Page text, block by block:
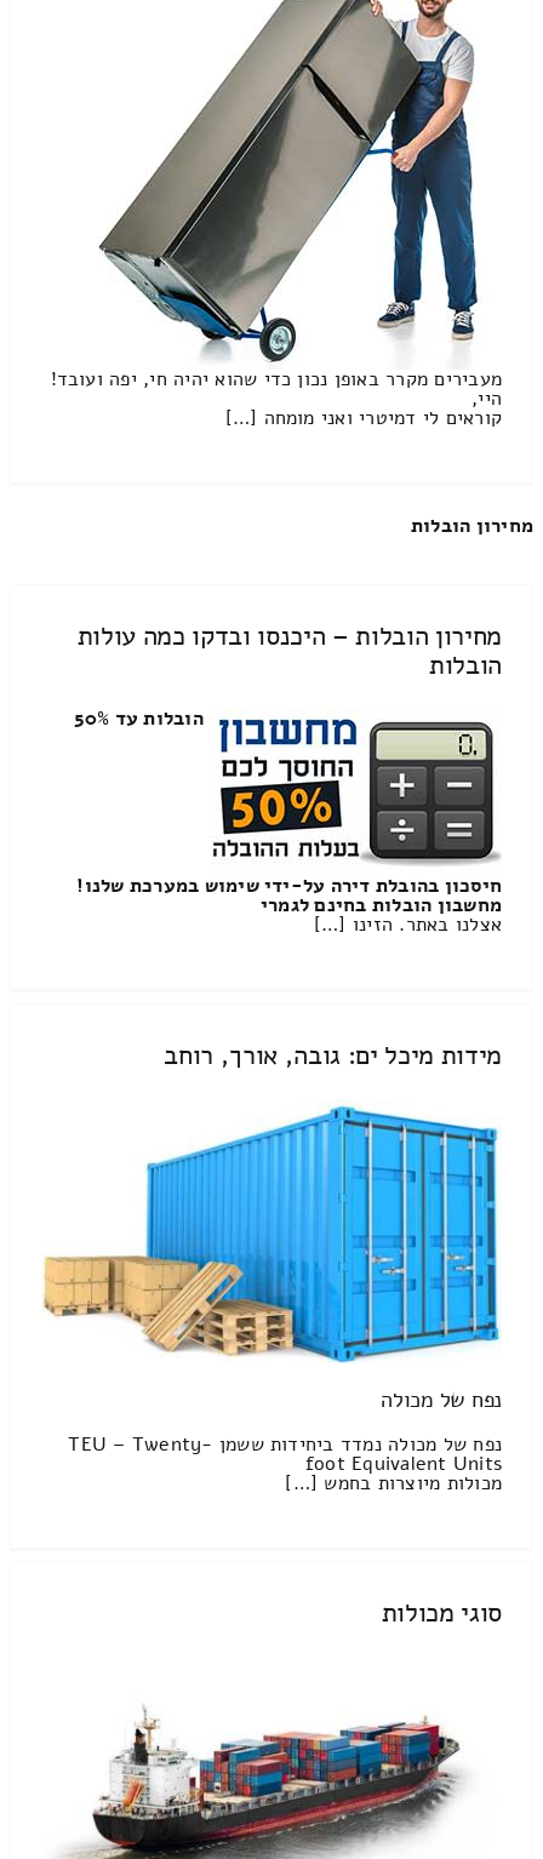
מעבירים מקרר באופן נכון כדי שהוא יהיה חי, יפה ועובד!
היי,
קוראים לי דמיטרי ואני מומחה […]
מחירון הובלות
מחירון הובלות – היכנסו ובדקו כמה עולות
הובלות
הובלות עד 50%
חיסכון בהובלת דירה על-ידי שימוש במערכת שלנו!
מחשבון הובלות בחינם לגמרי
אצלנו באתר. הזינו […]
מידות מיכל ים: גובה, אורך, רוחב
נפח של מכולה
נפח של מכולה נמדד ביחידות ששמן TEU – Twenty-
foot Equivalent Units
מכולות מיוצרות בחמש […]
סוגי מכולות